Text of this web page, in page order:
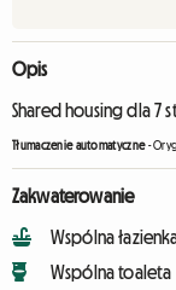
Opis
Shared housing dla 7
Tłumaczenie automatyczne-
Zakwaterowanie
Wspólna
Wspólna toaleta